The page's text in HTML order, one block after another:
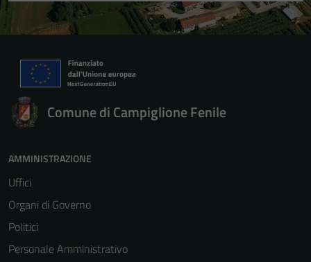
Comune di Campiglione Fenile
AMMINISTRAZIONE
Uffici
Organi di Governo
Politici
Personale Amministrativo